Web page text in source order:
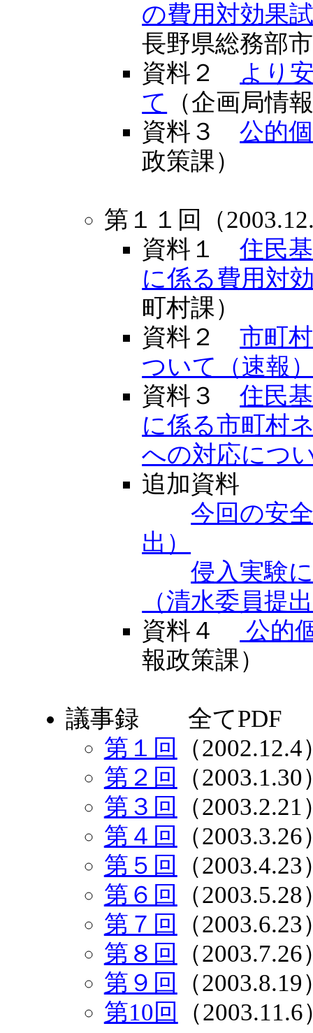
の費用対効果
長野県総務部
資料２ より
て
（企画局情
資料３公的
政策課）
第１１回（
資料１住民
に係る費用対
町村課）
資料２市町
ついて（速報
資料３住民
に係る市町村
への対応につ
追加資料
今回の安
出）
侵入実験
（清水委員提
資料４
公的
報政策課）
議事録 全てPDF
第１回
（2002.12.4
第２回
（2003.1.30
第３回
（2003.2.21
第４回
（2003.3.26
第５回
（2003.4.23
第６回
（2003.5.28
第７回
（2003.6.23
第８回
（2003.7.26
第９回
（2003.8.19
第10回
（2003.11.6